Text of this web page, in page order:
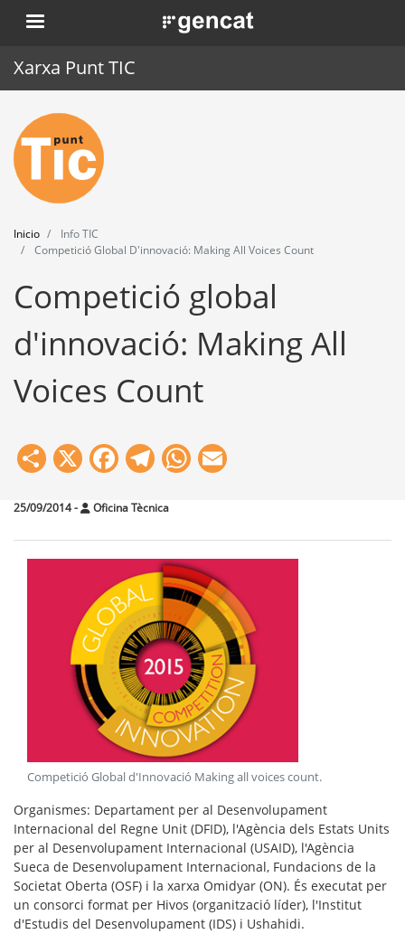
Pasar
al
. Obre en una nova finestra.
Xarxa Punt TIC
Inicio
Punt TIC
Actualidad
Agenda
Formación
Herramientas
Inicio
Info TIC
Competició Global D'innovació: Making All Voices Count
Competició global
d'innovació: Making All
Voices Count
Share
X Facebook
Telegram
WhatsApp
25/09/2014- Oficina Tècnica
Competició Global d'Innovació Making all voices count.
Organismes: Departament per al Desenvolupament
Internacional del Regne Unit (DFID), l'Agència dels Estats Units
per al Desenvolupament Internacional (USAID), l'Agència
Sueca de Desenvolupament Internacional, Fundacions de la
Societat Oberta (OSF) i la xarxa Omidyar (ON). És executat per
un consorci format per Hivos (organització líder), l'Institut
d'Estudis del Desenvolupament (IDS) i Ushahidi.